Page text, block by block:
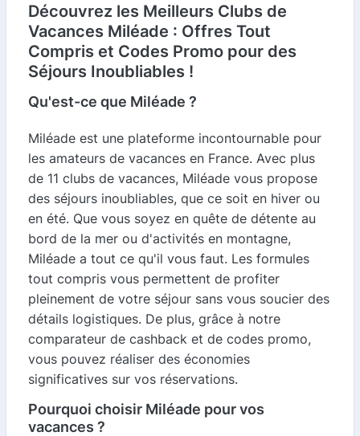
Découvrez les Meilleurs Clubs de
Vacances Miléade : Offres Tout
Compris et Codes Promo pour des
Séjours Inoubliables !
Qu'est-ce que Miléade ?
Miléade est une plateforme incontournable pour
les amateurs de vacances en France. Avec plus
de 11 clubs de vacances, Miléade vous propose
des séjours inoubliables, que ce soit en hiver ou
en été. Que vous soyez en quête de détente au
bord de la mer ou d'activités en montagne,
Miléade a tout ce qu'il vous faut. Les formules
tout compris vous permettent de profiter
pleinement de votre séjour sans vous soucier des
détails logistiques. De plus, grâce à notre
comparateur de cashback et de codes promo,
vous pouvez réaliser des économies
significatives sur vos réservations.
Pourquoi choisir Miléade pour vos
vacances ?